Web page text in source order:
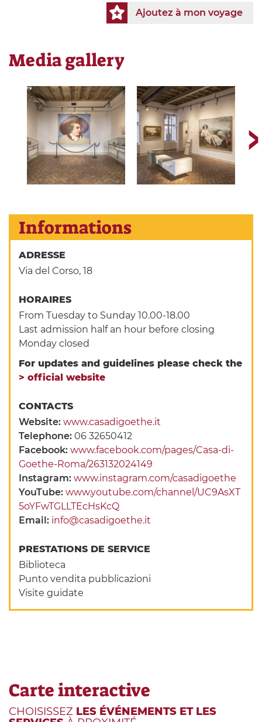
Ajoutez à mon voyage
Media gallery
Informations
ADRESSE
Via del Corso, 18
HORAIRES
From Tuesday to Sunday 10.00-18.00
Last admission half an hour before closing
Monday closed
For updates and guidelines please check the
> official website
CONTACTS
Website:www.casadigoethe.it
Telephone:06 32650412
Facebook:www.facebook.com/pages/Casa-di-
Goethe-Roma/263132024149
Instagram:www.instagram.com/casadigoethe
YouTube:www.youtube.com/channel/UC9AsXT
5oYFwTGLLTEcHsKcQ
Email: info@casadigoethe.it
PRESTATIONS DE SERVICE
Biblioteca
Punto vendita pubblicazioni
Visite guidate
Carte interactive
CHOISISSEZ LES ÉVÉNEMENTS ET LES